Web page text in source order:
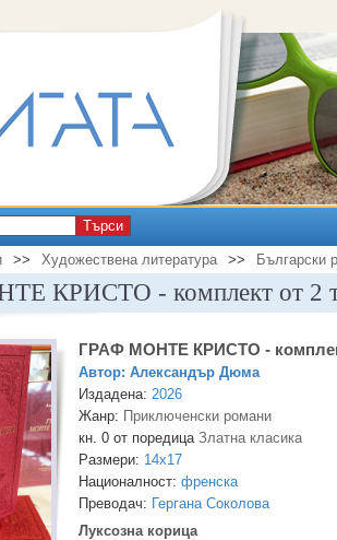
Търси
>> Художествена литература >> Български
КРИСТО - комплект от 2
ГРАФ МОНТЕ КРИСТО -
Автор: Александър Дюма
Издадена: 2026
Жанр: Приключенски романи
кн. 0 от поредица Златна класика
Размери: 14x17
Националност: френска
Преводач: Гергана Соколова
Луксозна корица